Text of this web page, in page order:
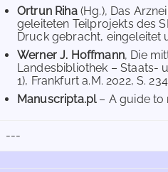
Ortrun Riha (Hg.), Das
geleiteten Teilprojekts des
Druck gebracht, eingeleitet
Werner J. Hoffmann, Die
Landesbibliothek – Staats-
1), Frankfurt a.M. 2022, S.
Manuscripta.pl – A guide to
---